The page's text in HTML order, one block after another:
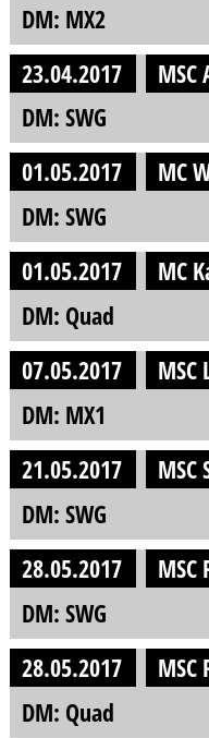
DM: MX2
23.04.2017
DM: SWG
01.05.2017
MC
DM: SWG
01.05.2017
MC
DM: Quad
07.05.2017
MSC
DM: MX1
21.05.2017
MSC
DM: SWG
28.05.2017
DM: SWG
28.05.2017
DM: Quad